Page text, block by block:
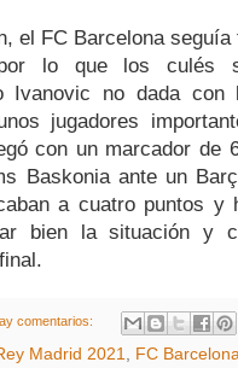
el FC Barcelona
lo que los culés
Ivanovic no dada
jugadores
con un marcador de
Baskonia ante un
a cuatro puntos y
bien la situación y
comentarios:
Madrid 2021
FC